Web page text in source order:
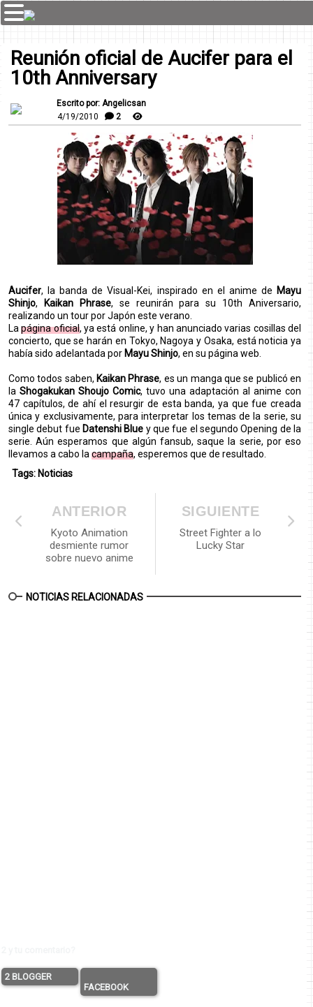
Reunión oficial de Aucifer para el
10th Anniversary
Escrito por: Angelicsan
4/19/2010
2
Aucifer, la banda de Visual-Kei, inspirado en el anime de Mayu
Shinjo, Kaikan Phrase, se reunirán para su 10th Aniversario,
realizando un tour por Japón este verano.
Lapágina oficial, ya está online, y han anunciado varias cosillas del
concierto, que se harán en Tokyo, Nagoya y Osaka, está noticia ya
había sido adelantada por Mayu Shinjo, en su página web.
Como todos saben, Kaikan Phrase, es un manga que se publicó en
laShogakukan Shoujo Comic, tuvo una adaptación al anime con
47 capítulos, de ahí el resurgir de esta banda, ya que fue creada
única y exclusivamente, para interpretar los temas de la serie, su
single debut fue Datenshi Blue y que fue el segundo Opening de la
serie. Aún esperamos que algún fansub, saque la serie, por eso
llevamos a cabo la campaña, esperemos que de resultado.
Tags: Noticias
SIGUIENTE
Street Fighter a lo
Lucky Star
ANTERIOR
Kyoto Animation
desmiente rumor
sobre nuevo anime
NOTICIAS RELACIONADAS
2 BLOGGER
FACEBOOK